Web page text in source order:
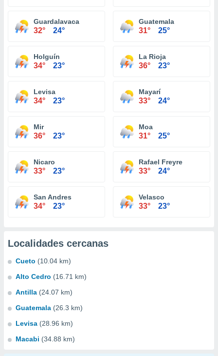
Guardalavaca
32° 24°
Guatemala
31° 25°
Holguín
34° 23°
La Rioja
36° 23°
Levisa
34° 23°
Mayarí
33° 24°
Mir
36° 23°
Moa
31° 25°
Nicaro
33° 23°
Rafael Freyre
33° 24°
San Andres
34° 23°
Velasco
33° 23°
Localidades cercanas
Cueto (10.04 km)
Alto Cedro (16.71 km)
Antilla (24.07 km)
Guatemala (26.3 km)
Levisa (28.96 km)
Macabi (34.88 km)